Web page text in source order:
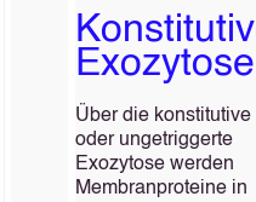
Exozytose
Über die konstitutive
oder ungetriggerte
Exozytose werden
Membranproteine in